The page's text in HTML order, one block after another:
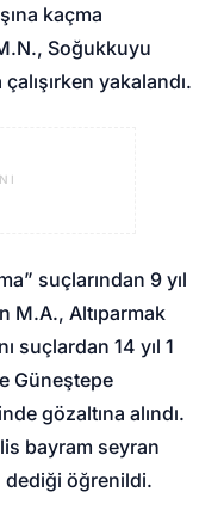
kaçma
Soğukkuyu
yakalandı.
suçlarından 9 yıl
M.A., Altıparmak
suçlardan 14 yıl 1
Güneştepe
gözaltına alındı.
bayram seyran
dediği öğrenildi.